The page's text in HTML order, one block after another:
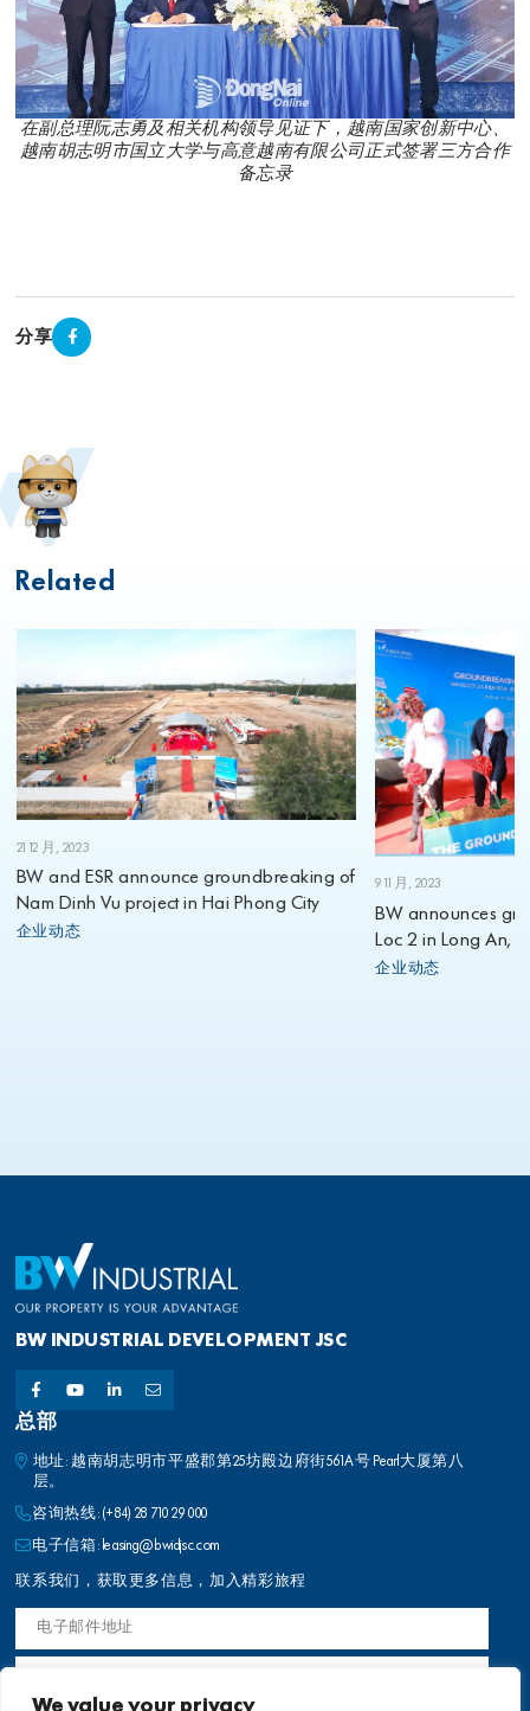
We value your privacy
在副总理阮志勇及相关机构领导见证下，越南国家创新中心、
越南胡志明市国立大学与高意越南有限公司正式签署三方合作
备忘录
分享
Related
21 12 月, 2023
BW and ESR announce groundbreaking of
Nam Dinh Vu project in Hai Phong City
企业动态
9 11 月, 2023
BW announces
Loc 2 in Long An,
2023
企业动态
BW INDUSTRIAL DEVELOPMENT JSC
总部
地址: 越南胡志明市平盛郡第25坊殿边府街561A号 Pearl大厦第八
层。
咨询热线: (+84) 28 710 29 000
电子信箱: leasing@bwidjsc.com
联系我们，获取更多信息，加入精彩旅程